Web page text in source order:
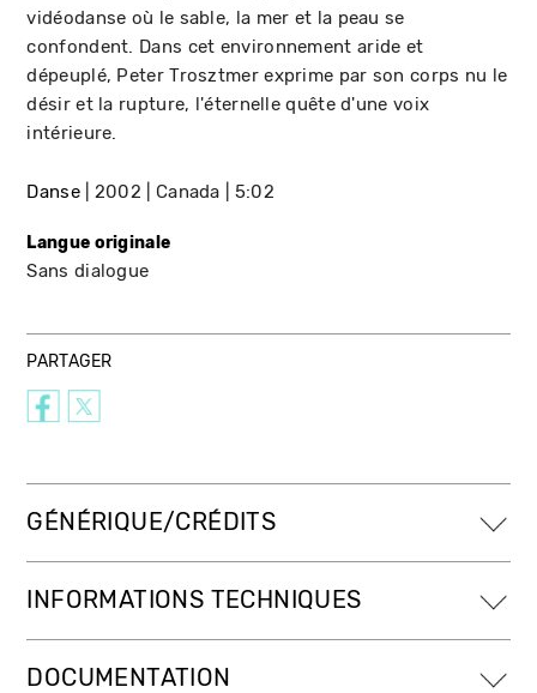
vidéodanse où le sable, la mer et la peau se
confondent. Dans cet environnement aride et
dépeuplé, Peter Trosztmer exprime par son corps nu le
désir et la rupture, l'éternelle quête d'une voix
intérieure.
Danse 2002 Canada 5:02
Langue originale
Sans dialogue
PARTAGER
GÉNÉRIQUE/CRÉDITS
INFORMATIONS TECHNIQUES
DOCUMENTATION